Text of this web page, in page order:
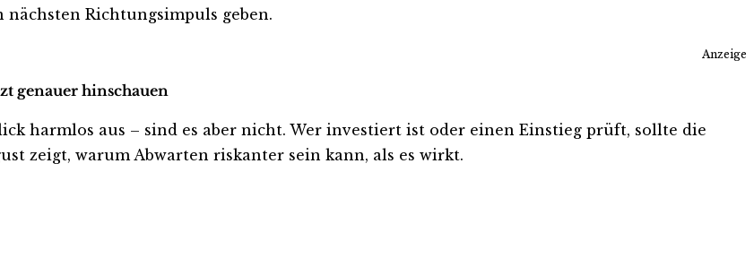
Richtungsimpuls geben.
Anzeige
genauer hinschauen
harmlos aus – sind es aber nicht. Wer investiert ist oder einen Einstieg prüft, sollte die
zeigt, warum Abwarten riskanter sein kann, als es wirkt.